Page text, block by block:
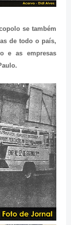
se também
de todo o país,
e as empresas